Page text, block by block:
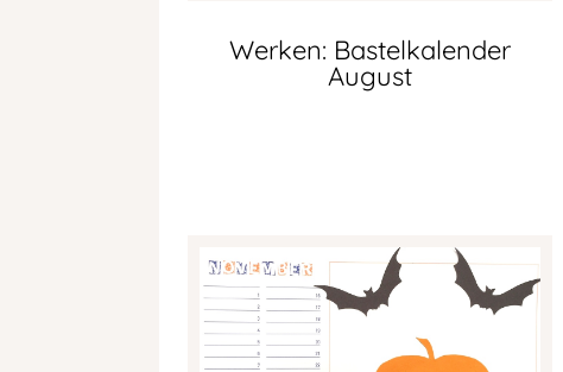
Werken: Bastelkalender
August